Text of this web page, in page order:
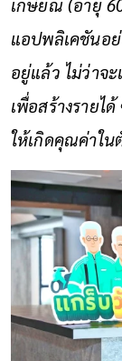
แอปพลิเคชันอ
อยู่แล้ว ไม่ว่าจ
เพื่อสร้างรายไ
ให้เกิดคุณค่าใน